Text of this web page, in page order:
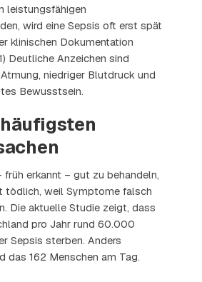
leistungsfähigen
wird eine Sepsis oft erst spät
klinischen Dokumentation
Deutliche Anzeichen sind
niedriger Blutdruck und
Bewusstsein.
früh erkannt – gut zu behandeln,
tödlich, weil Symptome falsch
Die aktuelle Studie zeigt, dass
pro Jahr rund 60.000
Sepsis sterben. Anders
das 162 Menschen am Tag.